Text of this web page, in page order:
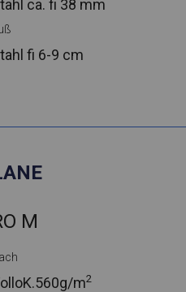
ca. fi 38 mm
fi 6-9 cm
M
560g/m2